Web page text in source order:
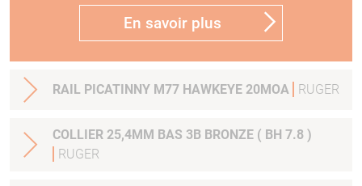
En savoir plus
RAIL PICATINNY M77 HAWKEYE 20MOA RUGER
COLLIER 25,4MM BAS 3B BRONZE ( BH 7.8 )
RUGER